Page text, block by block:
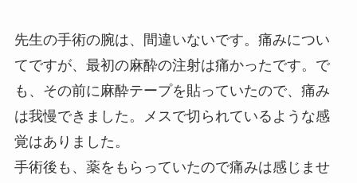
先生の手術の腕は、間違いないです。痛みについ
てですが、最初の麻酔の注射は痛かったです。で
も、その前に麻酔テープを貼っていたので、痛み
は我慢できました。メスで切られているような感
覚はありました。
手術後も、薬をもらっていたので痛みは感じませ